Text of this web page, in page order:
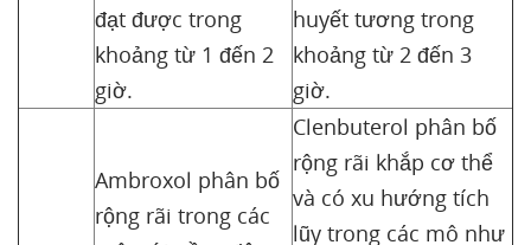
đạt được trong
khoảng từ 1 đến 2
giờ.
huyết tương trong
khoảng từ 2 đến 3
giờ.
Ambroxol phân bố
rộng rãi trong các
Clenbuterol phân bố
rộng rãi khắp cơ thể
và có xu hướng tích
lũy trong các mô như